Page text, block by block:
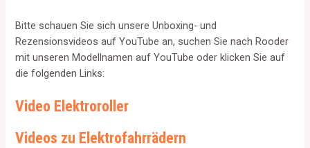
Bitte schauen Sie sich unsere Unboxing- und
Rezensionsvideos auf YouTube an, suchen Sie nach Rooder
mit unseren Modellnamen auf YouTube oder klicken Sie auf
die folgenden Links:
Video Elektroroller
Videos zu Elektrofahrrädern